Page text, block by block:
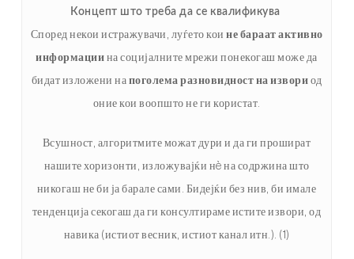
Концепт што треба да се квалификува
Според некои истражувачи, луѓето коине бараат активно
информации на социјалните мрежи понекогаш може да
бидат изложени на поголема разновидност на извори од
оние кои воопшто не ги користат.
Всушност, алгоритмите можат дури и да ги прошират
нашите хоризонти, изложувајќи нè на содржина што
никогаш не би ја барале сами. Бидејќи без нив, би имале
тенденција секогаш да ги консултираме истите извори, од
навика (истиот весник, истиот канал итн.). (1)